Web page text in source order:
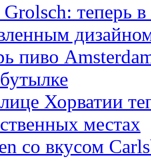
теперь
пиво
Хорватии
местах
со вкусом